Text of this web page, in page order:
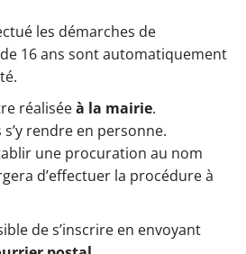
les démarches de
de 16 ans sont automatiquement
réaliséeà la mairie.
rendre en personne.
une procuration au nom
d’effectuer la procédure à
de s’inscrire en envoyant